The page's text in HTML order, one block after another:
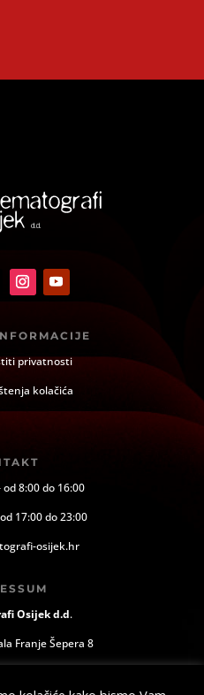
privatnosti
kolačića
8:00 do 16:00
17:00 do 23:00
osijek.hr
Osijek d.d.
Franje Šepera 8